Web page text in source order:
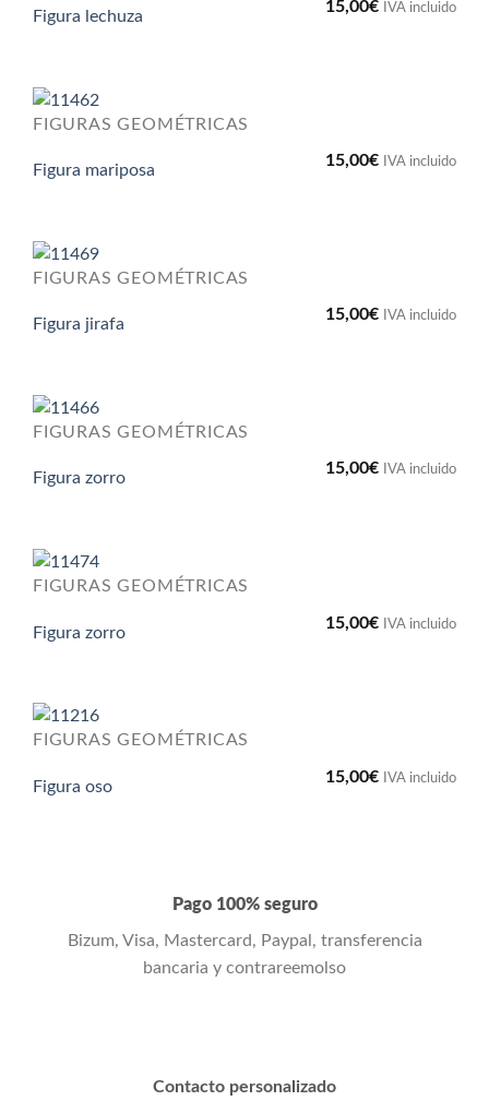
Figura lechuza
15,00€ IVA incluido
FIGURAS GEOMÉTRICAS
Figura mariposa
15,00€ IVA incluido
FIGURAS GEOMÉTRICAS
Figura jirafa
15,00€ IVA incluido
FIGURAS GEOMÉTRICAS
Figura zorro
15,00€ IVA incluido
FIGURAS GEOMÉTRICAS
Figura zorro
15,00€ IVA incluido
FIGURAS GEOMÉTRICAS
Figura oso
15,00€ IVA incluido
Pago 100% seguro
Bizum, Visa, Mastercard, Paypal, transferencia
bancaria y contrareemolso
Contacto personalizado